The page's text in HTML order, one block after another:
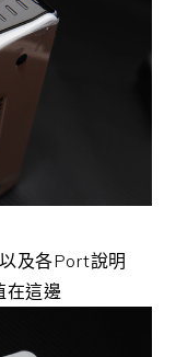
及各Port說明
在這邊